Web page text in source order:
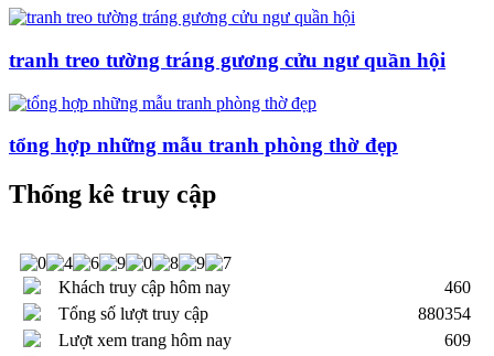
tranh treo tường tráng gương cửu ngư quần hội
tổng hợp những mẫu tranh phòng thờ đẹp
Thống kê truy cập
Khách truy cập hôm nay
460
Tổng số lượt truy cập
880354
Lượt xem trang hôm nay
609